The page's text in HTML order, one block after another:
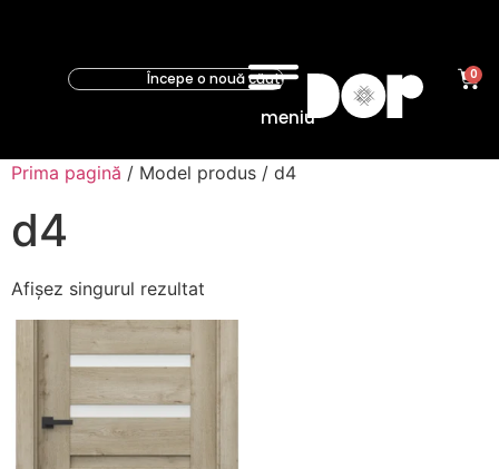
meniu
0
Prima pagină / Model produs / d4
d4
Afișez singurul rezultat